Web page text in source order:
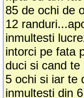
85 de ochi de
12
inmultesti
intorci pe fata
duci si cand
5 ochi si iar te
inmultesti din